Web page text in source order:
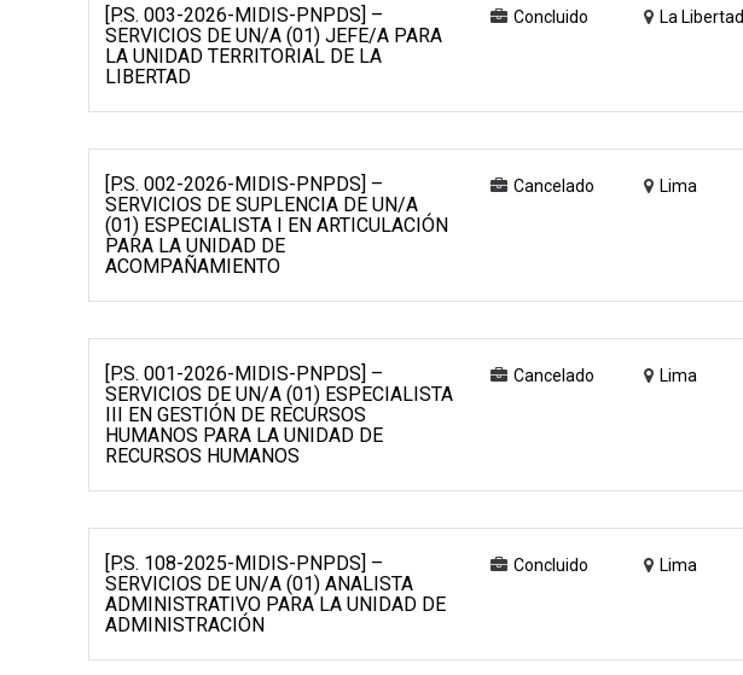
[P.S. 003-2026-MIDIS-PNPDS] –
SERVICIOS DE UN/A (01) JEFE/A PARA
LA UNIDAD TERRITORIAL DE LA
LIBERTAD
Concluido La Libertad
[P.S. 002-2026-MIDIS-PNPDS] –
SERVICIOS DE SUPLENCIA DE UN/A
(01) ESPECIALISTA I EN ARTICULACIÓN
PARA LA UNIDAD DE
ACOMPAÑAMIENTO
Cancelado Lima
[P.S. 001-2026-MIDIS-PNPDS] –
SERVICIOS DE UN/A (01) ESPECIALISTA
III EN GESTIÓN DE RECURSOS
HUMANOS PARA LA UNIDAD DE
RECURSOS HUMANOS
Cancelado Lima
[P.S. 108-2025-MIDIS-PNPDS] –
SERVICIOS DE UN/A (01) ANALISTA
ADMINISTRATIVO PARA LA UNIDAD DE
ADMINISTRACIÓN
Concluido Lima